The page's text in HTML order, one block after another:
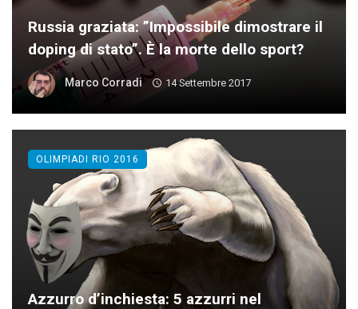
Russia graziata: ”Impossibile dimostrare il
doping di stato”. È la morte dello sport?
Marco Corradi 14 Settembre 2017
Azzurro d’inchiesta: 5 azzurri nel
OLIMPIADI RIO 2016